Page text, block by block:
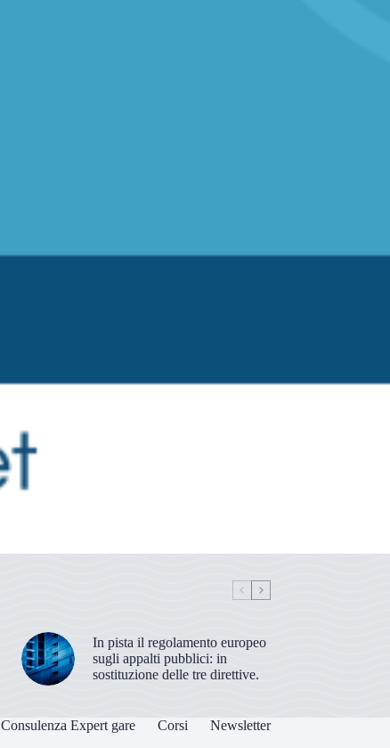
In pista il regolamento europeo
sugli appalti pubblici: in
sostituzione delle tre direttive.
Consulenza Expert gare Corsi Newsletter